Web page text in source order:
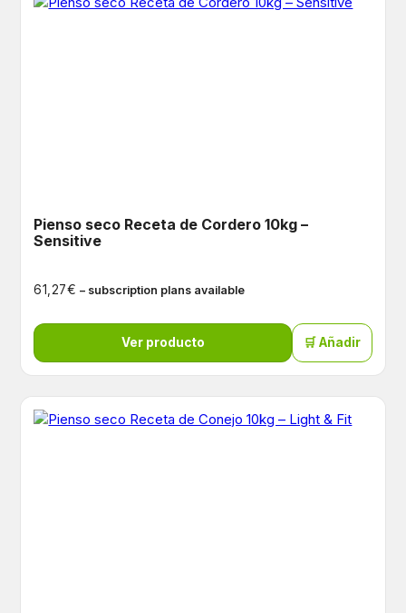
Pienso seco Receta de Cordero 10kg –
Sensitive
61,27€ – subscription plans available
Ver producto 🛒 Añadir